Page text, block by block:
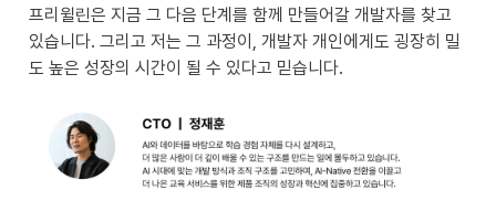
프리윌린은 지금 그 다음 단계를 함께 만들어갈 개발자를 찾고
있습니다. 그리고 저는 그 과정이, 개발자 개인에게도 굉장히 밀
도 높은 성장의 시간이 될 수 있다고 믿습니다.